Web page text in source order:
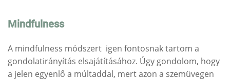
Mindfulness
A mindfulness módszert igen fontosnak tartom a
gondolatirányítás elsajátításához. Úgy gondolom, hogy
a jelen egyenlő a múltaddal, mert azon a szemüvegen